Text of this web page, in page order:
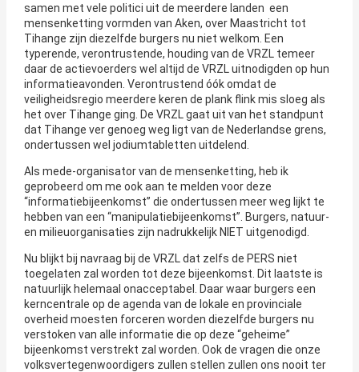
samen met vele politici uit de meerdere landen een
mensenketting vormden van Aken, over Maastricht tot
Tihange zijn diezelfde burgers nu niet welkom. Een
typerende, verontrustende, houding van de VRZL temeer
daar de actievoerders wel altijd de VRZL uitnodigden op hun
informatieavonden. Verontrustend óók omdat de
veiligheidsregio meerdere keren de plank flink mis sloeg als
het over Tihange ging. De VRZL gaat uit van het standpunt
dat Tihange ver genoeg weg ligt van de Nederlandse grens,
ondertussen wel jodiumtabletten uitdelend.
Als mede-organisator van de mensenketting, heb ik
geprobeerd om me ook aan te melden voor deze
“informatiebijeenkomst” die ondertussen meer weg lijkt te
hebben van een “manipulatiebijeenkomst”. Burgers, natuur-
en milieuorganisaties zijn nadrukkelijk NIET uitgenodigd.
Nu blijkt bij navraag bij de VRZL dat zelfs de PERS niet
toegelaten zal worden tot deze bijeenkomst. Dit laatste is
natuurlijk helemaal onacceptabel. Daar waar burgers een
kerncentrale op de agenda van de lokale en provinciale
overheid moesten forceren worden diezelfde burgers nu
verstoken van alle informatie die op deze “geheime”
bijeenkomst verstrekt zal worden. Ook de vragen die onze
volksvertegenwoordigers zullen stellen zullen ons nooit ter